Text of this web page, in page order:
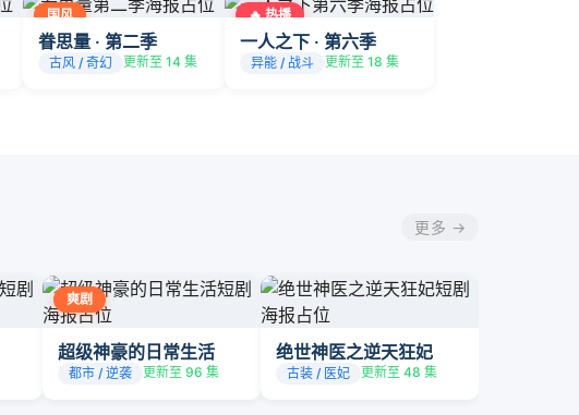
国风
眷思量 · 第二季
古风 / 奇幻 更新至 14 集
🔥 热播
一人之下 · 第六季
异能 / 战斗 更新至 18 集
更多 →
爽剧
超级神豪的日常生活
都市 / 逆袭 更新至 96 集
绝世神医之逆天狂妃
古装 / 医妃 更新至 48 集